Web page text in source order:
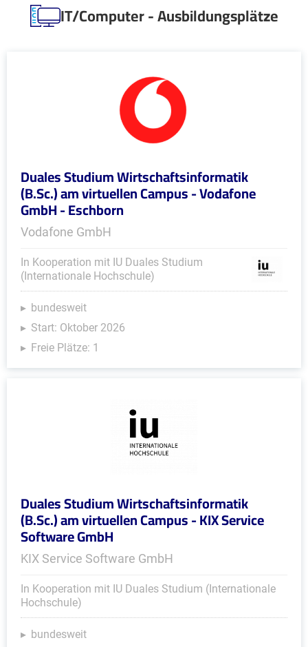
IT/Computer - Ausbildungsplätze
Duales Studium Wirtschaftsinformatik
(B.Sc.) am virtuellen Campus - Vodafone
GmbH - Eschborn
Vodafone GmbH
In Kooperation mit IU Duales Studium
(Internationale Hochschule)
bundesweit
Start: Oktober 2026
Freie Plätze: 1
Duales Studium Wirtschaftsinformatik
(B.Sc.) am virtuellen Campus - KIX Service
Software GmbH
KIX Service Software GmbH
In Kooperation mit IU Duales Studium (Internationale
Hochschule)
bundesweit